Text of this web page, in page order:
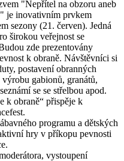
"Nepřítel na obzoru aneb
je inovativním prvkem
sezony (21. červen). Jedná
širokou veřejnost se
zde prezentovány
k obraně. Návštěvníci si
postavení obranných
gabionů, granátů,
se se střelbou apod.
k obraně“ přispěje k
programu a dětských
hry v příkopu pevnosti
vystoupení